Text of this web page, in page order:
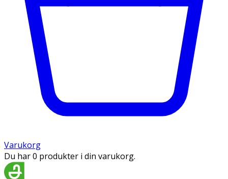
Varukorg
Du har 0 produkter i din varukorg.